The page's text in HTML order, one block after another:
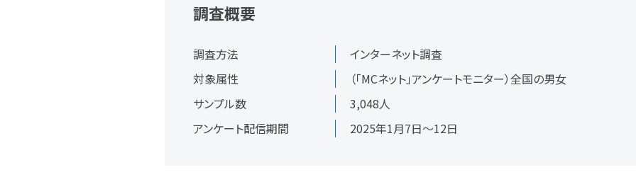
調査概要
調査方法
インターネット調査
対象属性
（「MCネット」アンケートモニター）全国の男女
サンプル数
3,048人
アンケート配信期間
2025年1月7日〜12日